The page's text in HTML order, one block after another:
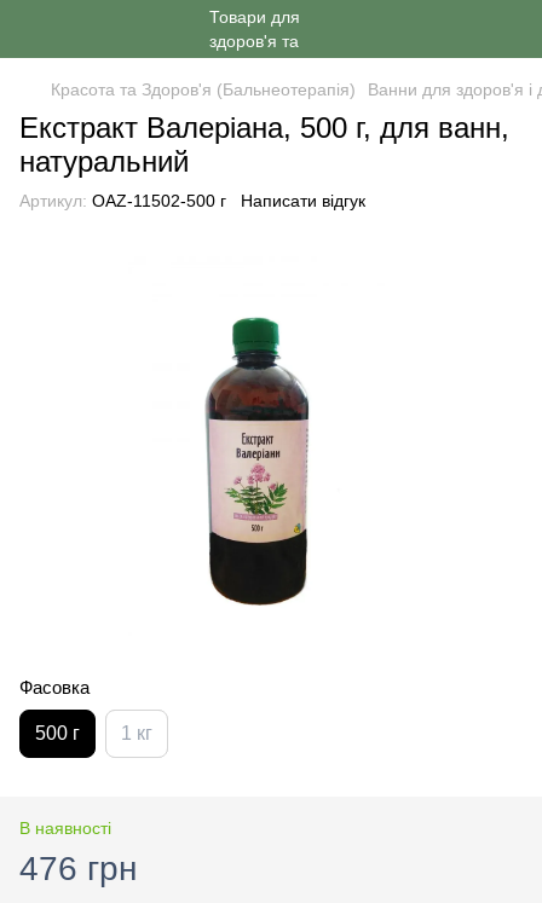
Красота та Здоров'я (Бальнеотерапія) Ванни для здоров'я і
Екстракт Валеріана, 500 г, для ванн,
натуральний
Артикул: OAZ-11502-500 г Написати відгук
Фасовка
500 г 1 кг
В наявності
476 грн